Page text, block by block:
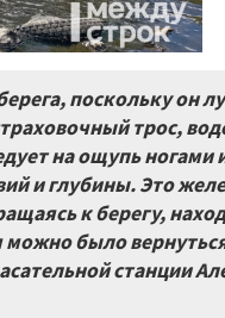
поскольку он
трос,
на ощупь ногами
и глубины. Это
к берегу,
было
станции